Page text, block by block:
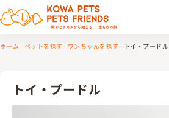
ホーム ペットを探す ワンちゃんを探す トイ・プードル
トイ・プードル